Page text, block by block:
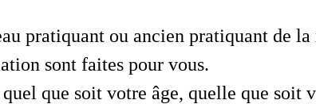
pratiquant ou ancien pratiquant de
sont faites pour vous.
que soit votre âge, quelle que soit